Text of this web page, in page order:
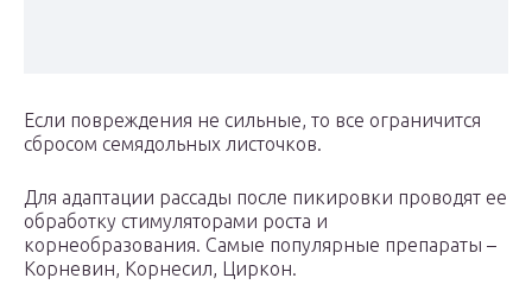
Если повреждения не сильные, то все ограничится
сбросом семядольных листочков.
Для адаптации рассады после пикировки проводят ее
обработку стимуляторами роста и
корнеобразования. Самые популярные препараты –
Корневин, Корнесил, Циркон.